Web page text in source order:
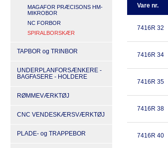
MAGAFOR PRÆCISONS HM-
MIKROBOR
NC FORBOR
SPIRALBORSKÆR
TAPBOR og TRINBOR
UNDERPLANFORSÆNKERE -
BAGFASERE - HOLDERE
RØMMEVÆRKTØJ
CNC VENDESKÆRSVÆRKTØJ
PLADE- og TRAPPEBOR
Vare nr.
7416R 32
7416R 34
7416R 35
7416R 38
7416R 40